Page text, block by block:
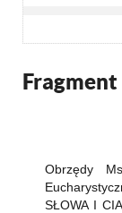
Obrzędy
SŁOWA I